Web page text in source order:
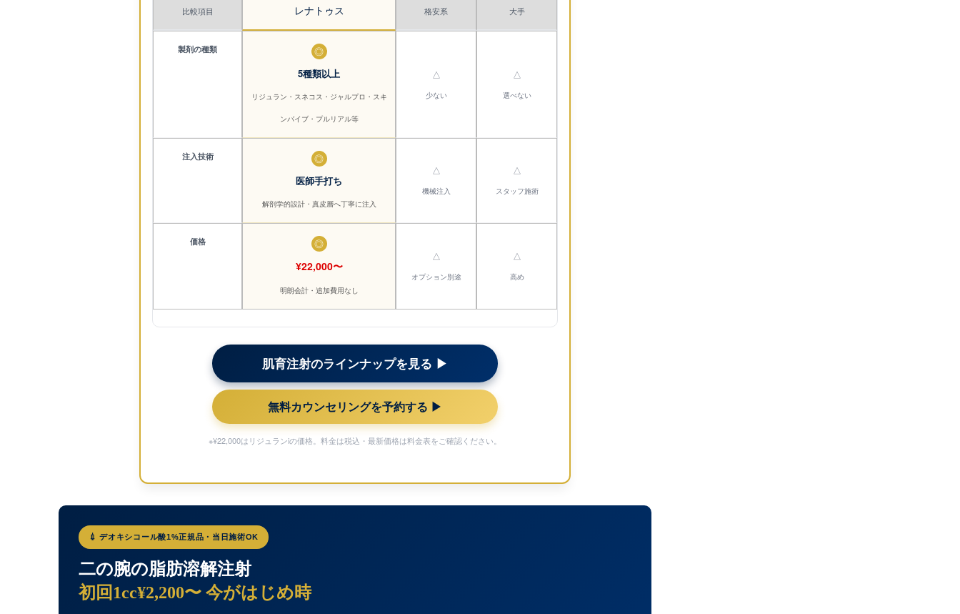
比較項目 レナトゥス 格安系 大手
製剤の種類
◎
5種類以上
リジュラン・スネコス・ジャルプロ・スキ
ンバイブ・プルリアル等
△
少ない
△
選べない
注入技術
◎
医師手打ち
解剖学的設計・真皮層へ丁寧に注入
△
機械注入
△
スタッフ施術
価格 ◎
¥22,000〜
明朗会計・追加費用なし
△
オプション別途
△
高め
肌育注射のラインナップを見る ▶︎
無料カウンセリングを予約する ▶︎
※¥22,000はリジュランiの価格。料金は税込・最新価格は料金表をご確認ください。
💉 デオキシコール酸1%正規品・当日施術OK
二の腕の脂肪溶解注射
初回1cc¥2,200〜 今がはじめ時